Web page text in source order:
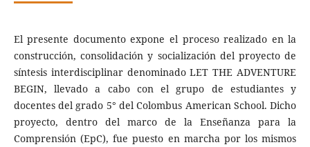
El presente documento expone el proceso realizado en la
construcción, consolidación y socialización del proyecto de
síntesis interdisciplinar denominado LET THE ADVENTURE
BEGIN, llevado a cabo con el grupo de estudiantes y
docentes del grado 5° del Colombus American School. Dicho
proyecto, dentro del marco de la Enseñanza para la
Comprensión (EpC), fue puesto en marcha por los mismos